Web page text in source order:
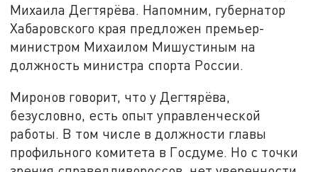
Михаила Дегтярёва. Напомним, губернатор
Хабаровского края предложен премьер-
министром Михаилом Мишустиным на
должность министра спорта России.
Миронов говорит, что у Дегтярёва,
безусловно, есть опыт управленческой
работы. В том числе в должности главы
профильного комитета в Госдуме. Но с точки